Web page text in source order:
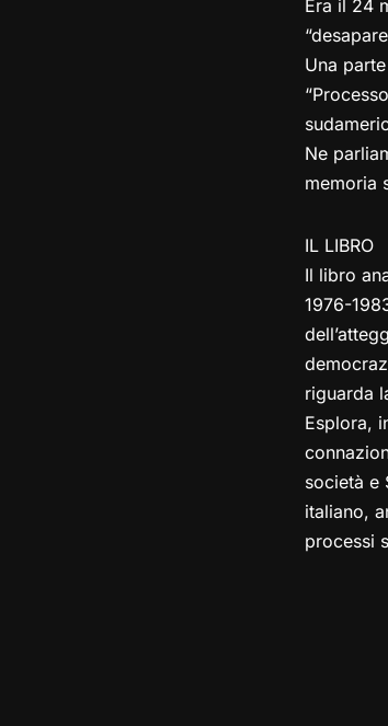
Era il 24
Una
Ne
memoria
IL LIBRO
Il libro
1976-
riguarda
Esplora,
società e
italiano,
processi